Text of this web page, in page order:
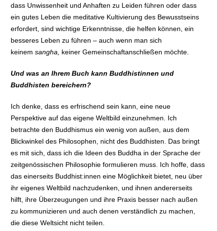
dass Unwissenheit und Anhaften zu Leiden führen oder dass
ein gutes Leben die meditative Kultivierung des Bewusstseins
erfordert, sind wichtige Erkenntnisse, die helfen können, ein
besseres Leben zu führen – auch wenn man sich
keinemsangha, keiner Gemeinschaftanschließen möchte.
Und was an Ihrem Buch kann Buddhistinnen und
Buddhisten bereichern?
Ich denke, dass es erfrischend sein kann, eine neue
Perspektive auf das eigene Weltbild einzunehmen. Ich
betrachte den Buddhismus ein wenig von außen, aus dem
Blickwinkel des Philosophen, nicht des Buddhisten. Das bringt
es mit sich, dass ich die Ideen des Buddha in der Sprache der
zeitgenössischen Philosophie formulieren muss. Ich hoffe, dass
das einerseits Buddhist:innen eine Möglichkeit bietet, neu über
ihr eigenes Weltbild nachzudenken, und ihnen andererseits
hilft, ihre Überzeugungen und ihre Praxis besser nach außen
zu kommunizieren und auch denen verständlich zu machen,
die diese Weltsicht nicht teilen.